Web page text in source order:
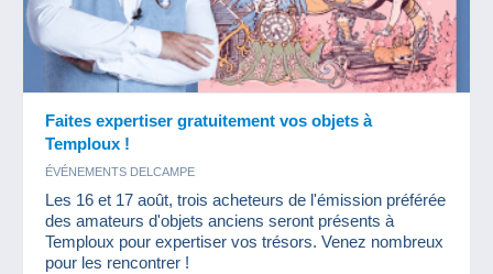
Faites expertiser gratuitement vos objets à
Temploux !
ÉVÉNEMENTS DELCAMPE
Les 16 et 17 août, trois acheteurs de l'émission préférée
des amateurs d'objets anciens seront présents à
Temploux pour expertiser vos trésors. Venez nombreux
pour les rencontrer !